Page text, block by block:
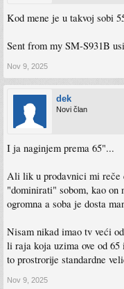
Kod mene je u takvoj sobi
Sent from my SM-S931B
Nov 9, 2025
dek
Novi član
I ja naginjem prema 65"...
Ali lik u prodavnici mi reče
"dominirati" sobom, kao on
ogromna a soba je dosta
Nisam nikad imao tv veći
li raja koja uzima ove od 65
to prostrorije standardne
Nov 9, 2025